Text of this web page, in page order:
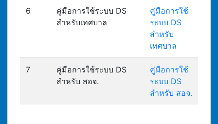
6
คู่มือการใช้ระบบ DS
สำหรับเทศบาล
คู่มือการใช้
ระบบ DS
สำหรับ
เทศบาล
7
คู่มือการใช้ระบบ DS
สำหรับ สอจ.
คู่มือการใช้
ระบบ DS
สำหรับ สอจ.